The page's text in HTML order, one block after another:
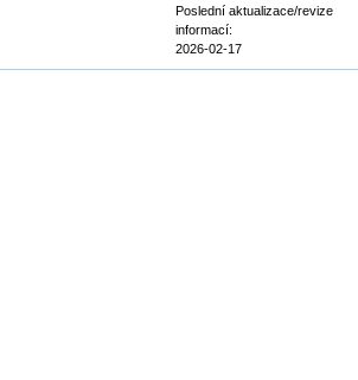
Poslední aktualizace/revize
informací:
2026-02-17